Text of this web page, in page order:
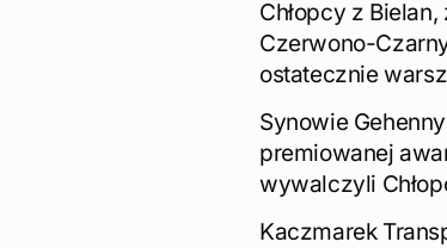
Chłopcy z
Czerwono-
ostatecznie
Synowie
premiowanej
wywalczyli
Kaczmarek